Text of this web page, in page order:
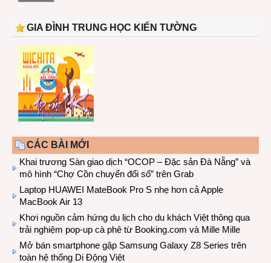
GIA ĐÌNH TRUNG HỌC KIẾN TƯỜNG
CÁC BÀI MỚI
Khai trương Sàn giao dịch “OCOP – Đặc sản Đà Nẵng” và
mô hình “Chợ Cồn chuyển đổi số” trên Grab
Laptop HUAWEI MateBook Pro S nhẹ hơn cả Apple
MacBook Air 13
Khơi nguồn cảm hứng du lịch cho du khách Việt thông qua
trải nghiệm pop-up cà phê từ Booking.com và Mille Mille
Mở bán smartphone gập Samsung Galaxy Z8 Series trên
toàn hệ thống Di Động Việt